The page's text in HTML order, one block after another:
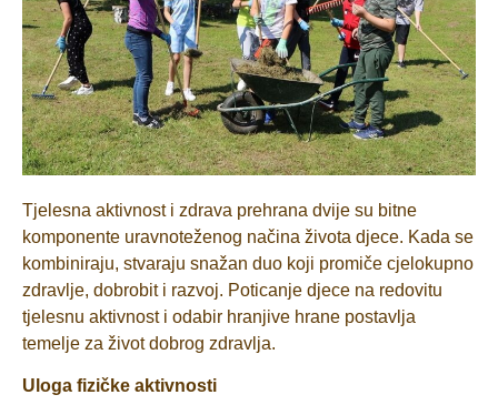
Tjelesna aktivnost i zdrava prehrana dvije su bitne
komponente uravnoteženog načina života djece. Kada se
kombiniraju, stvaraju snažan duo koji promiče cjelokupno
zdravlje, dobrobit i razvoj. Poticanje djece na redovitu
tjelesnu aktivnost i odabir hranjive hrane postavlja
temelje za život dobrog zdravlja.
Uloga fizičke aktivnosti